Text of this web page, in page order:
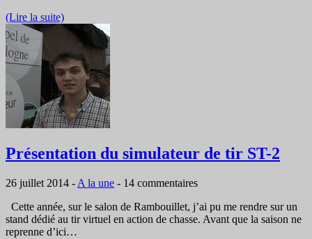
(Lire la suite)
Présentation du simulateur de tir ST-2
26 juillet 2014 - A la une - 14 commentaires
Cette année, sur le salon de Rambouillet, j’ai pu me rendre sur un
stand dédié au tir virtuel en action de chasse. Avant que la saison ne
reprenne d’ici…